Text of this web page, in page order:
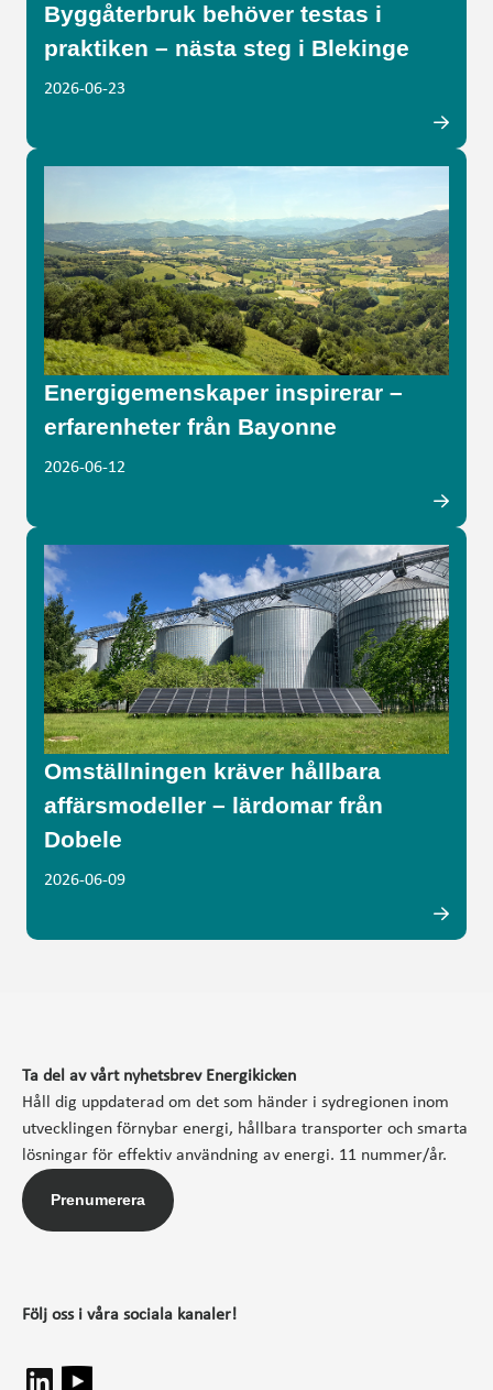
Byggåterbruk behöver testas i
praktiken – nästa steg i Blekinge
2026-06-23
Energigemenskaper inspirerar –
erfarenheter från Bayonne
2026-06-12
Omställningen kräver hållbara
affärsmodeller – lärdomar från
Dobele
2026-06-09
Ta del av vårt nyhetsbrev Energikicken
Håll dig uppdaterad om det som händer i sydregionen inom
utvecklingen förnybar energi, hållbara transporter och smarta
lösningar för effektiv användning av energi. 11 nummer/år.
Prenumerera
Följ oss i våra sociala kanaler!